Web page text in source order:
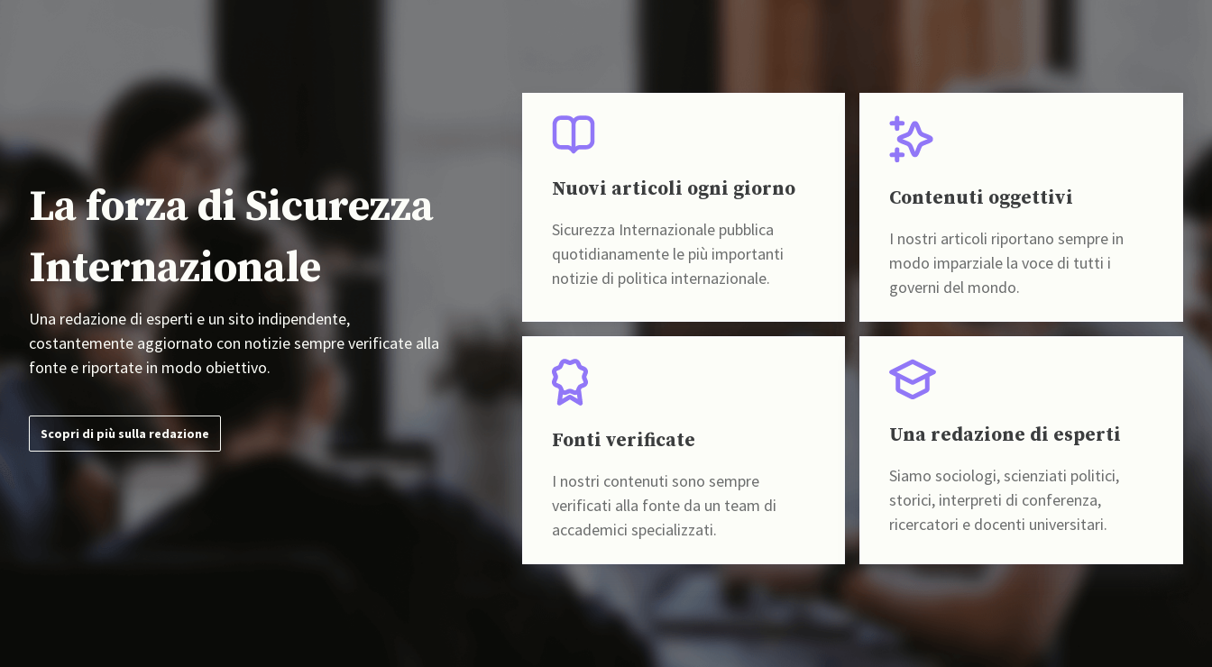
La forza di Sicurezza
Internazionale
Una redazione di esperti e un sito indipendente,
costantemente aggiornato con notizie sempre verificate alla
fonte e riportate in modo obiettivo.
Scopri di più sulla redazione
Nuovi articoli ogni giorno
Sicurezza Internazionale pubblica
quotidianamente le più importanti
notizie di politica internazionale.
Contenuti oggettivi
I nostri articoli riportano sempre in
modo imparziale la voce di tutti i
governi del mondo.
Fonti verificate
I nostri contenuti sono sempre
verificati alla fonte da un team di
accademici specializzati.
Una redazione di esperti
Siamo sociologi, scienziati politici,
storici, interpreti di conferenza,
ricercatori e docenti universitari.